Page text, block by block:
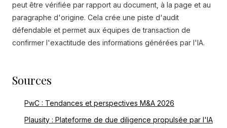
peut être vérifiée par rapport au document, à la page et au
paragraphe d'origine. Cela crée une piste d'audit
défendable et permet aux équipes de transaction de
confirmer l'exactitude des informations générées par l'IA.
Sources
PwC : Tendances et perspectives M&A 2026
Plausity : Plateforme de due diligence propulsée par l'IA